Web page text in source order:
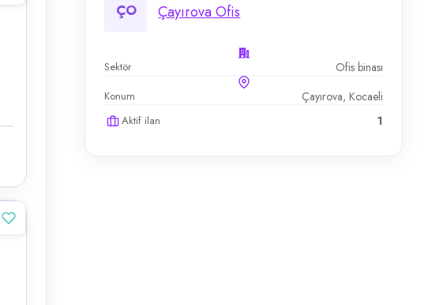
ÇO Çayırova Ofis
Sektör Ofis binası
Konum Çayırova, Kocaeli
Aktif ilan 1